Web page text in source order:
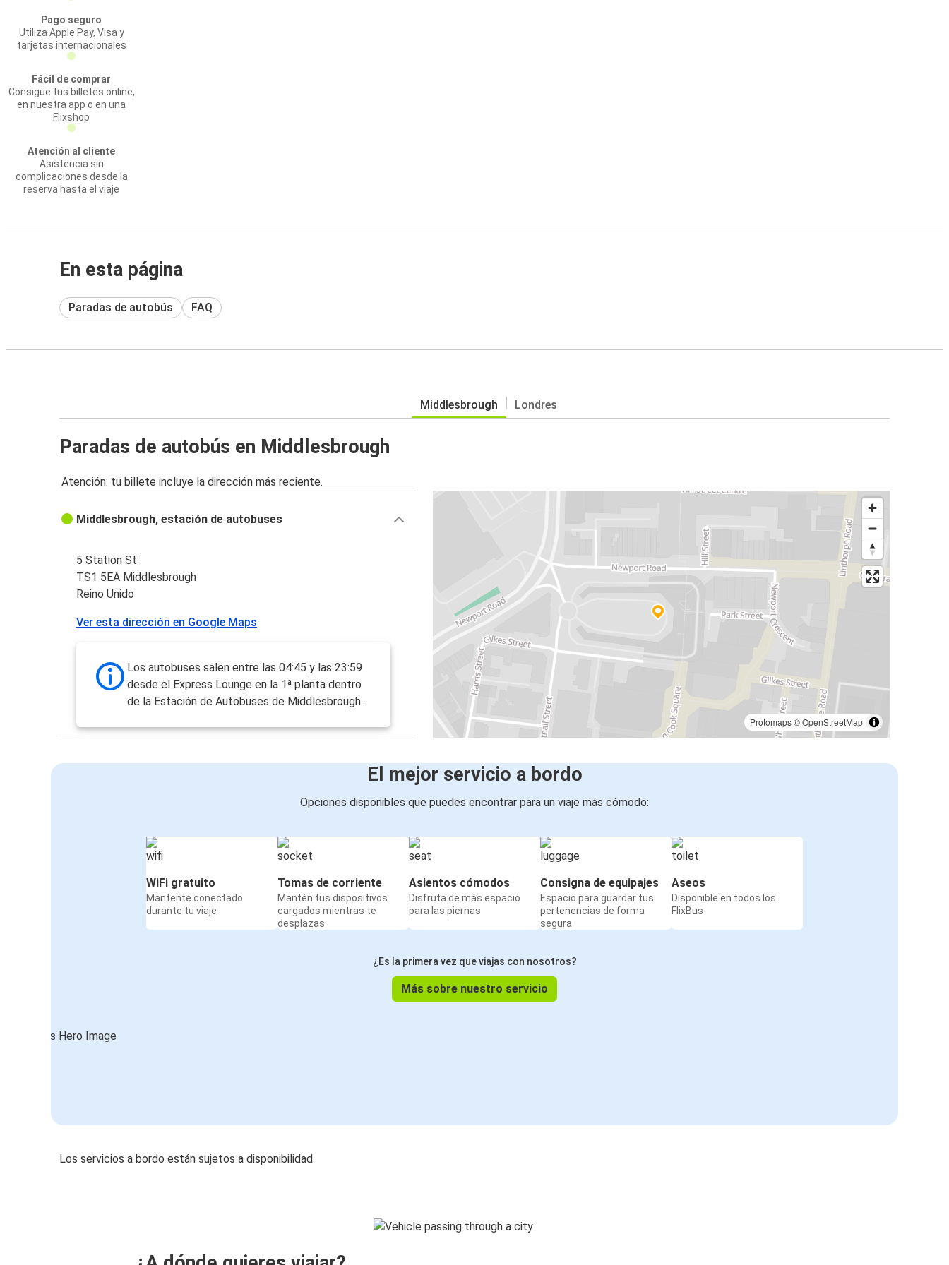
Pago seguro
Utiliza Apple Pay, Visa y
tarjetas internacionales
Fácil de comprar
Consigue tus billetes online,
en nuestra app o en una
Flixshop
Atención al cliente
Asistencia sin
complicaciones desde la
reserva hasta el viaje
En esta página
Paradas de autobús FAQ
Middlesbrough Londres
Paradas de autobús en Middlesbrough
Atención: tu billete incluye la dirección más reciente.
Protomaps©OpenStreetMap
Middlesbrough, estación de autobuses
5 Station St
TS1 5EA Middlesbrough
Reino Unido
Ver esta dirección en Google Maps
Los autobuses salen entre las 04:45 y las 23:59
desde el Express Lounge en la 1ª planta dentro
de la Estación de Autobuses de Middlesbrough.
El mejor servicio a bordo
Opciones disponibles que puedes encontrar para un viaje más cómodo:
WiFi gratuito
Mantente conectado
durante tu viaje
Tomas de corriente
Mantén tus dispositivos
cargados mientras te
desplazas
Asientos cómodos
Disfruta de más espacio
para las piernas
Consigna de equipajes
Espacio para guardar tus
pertenencias de forma
segura
Aseos
Disponible en todos los
FlixBus
¿Es la primera vez que viajas con nosotros?
Más sobre nuestro servicio
Los servicios a bordo están sujetos a disponibilidad